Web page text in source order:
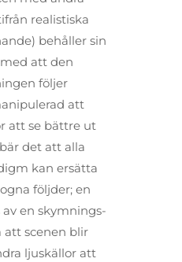
realistiska
behåller sin
att den
följer
att
att se bättre ut
det att alla
kan ersätta
följder; en
en skymnings-
att scenen blir
ljuskällor att